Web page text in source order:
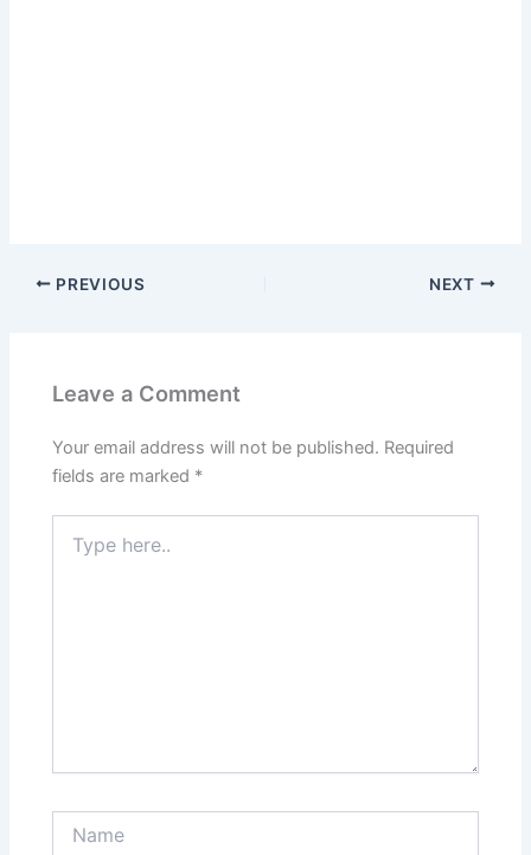
PREVIOUS NEXT
Leave a Comment
Your email address will not be published. Required
fields are marked *
here..